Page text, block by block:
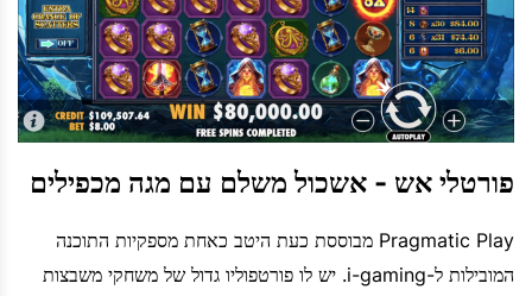
פורטלי אש - אשכול משלם עם מגה מכפילים
Pragmatic Play מבוססת כעת היטב כאחת מספקיות התוכנה
המובילות ל-i-gaming. יש לו פורטפוליו גדול של משחקי משבצות